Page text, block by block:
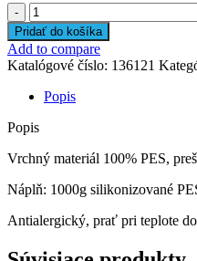
množstvo
Paplón
HOTEL
135
x
200
cm,
1000g,
duté
Pridať do košíka
Add to compare
Katalógové číslo: 136121
Popis
Popis
Vrchný materiál 100% PES,
Náplň: 1000g silikonizované
Antialergický, prať pri teplote